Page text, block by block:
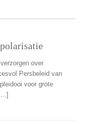
over
Persbeleid van
voor grote